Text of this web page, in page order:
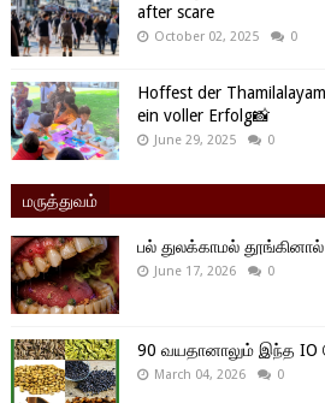
after scare
October 02, 2025 0
Hoffest der
ein voller Erfolg📸
June 29, 2025 0
மருத்துவம்
பல் துலக்காமல்
June 17, 2026 0
90 வயதானாலும் இந்த IO
March 04, 2026 0